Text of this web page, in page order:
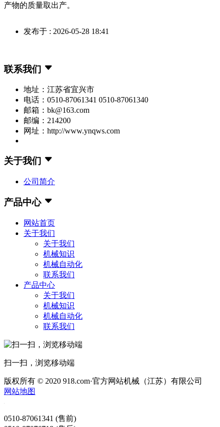
产物的质量取出产。
发布于 : 2026-05-28 18:41
联系我们
地址：江苏省宜兴市
电话：0510-87061341 0510-87061340
邮箱：bk@163.com
邮编：214200
网址：http://www.ynqws.com
关于我们
公司简介
产品中心
网站首页
关于我们
关于我们
机械知识
机械自动化
联系我们
产品中心
关于我们
机械知识
机械自动化
联系我们
扫一扫，浏览移动端
版权所有 © 2020 918.com·官方网站机械（江苏）有限公司
网站地图
0510-87061341 (售前)